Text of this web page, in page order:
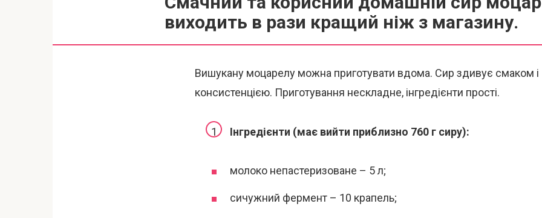
виходить в рази кращий ніж з магазину.
Вишукану моцарелу можна приготувати вдома. Сир здивує смаком
консистенцією. Приготування нескладне, інгредієнти прості.
Інгредієнти (має вийти приблизно 760 г сиру):
молоко непастеризоване – 5 л;
сичужний фермент – 10 крапель;